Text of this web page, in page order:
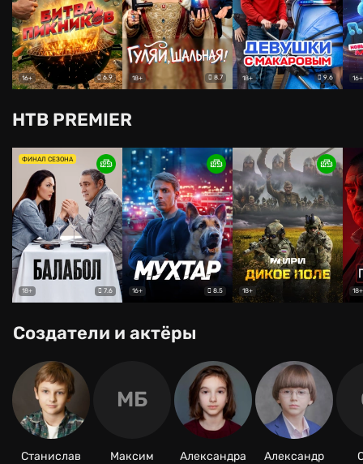
16+ 6.9 18+ 8.7 18+ 9.6 16+
НТВ PREMIER
18+ 7.6
ФИНАЛ СЕЗОНА
16+ 8.5 18+ 18+
Создатели и актёры
Станислав
МБ
Максим
Александра
Александр